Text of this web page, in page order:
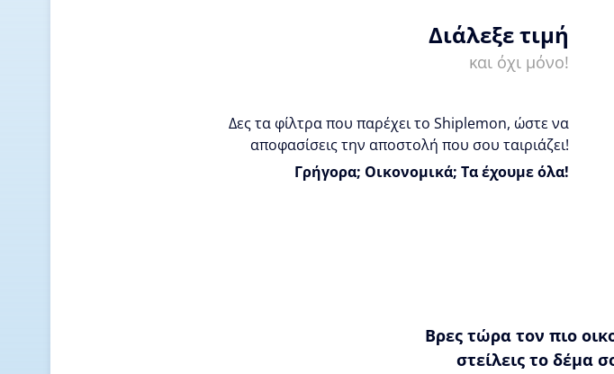
Διάλεξε τιμή
και όχι μόνο!
Δες τα φίλτρα που παρέχει το Shiplemon, ώστε να
αποφασίσεις την αποστολή που σου ταιριάζει!
Γρήγορα; Οικονομικά; Τα έχουμε όλα!
Βρες τώρα τον πιο
στείλεις το δέμα